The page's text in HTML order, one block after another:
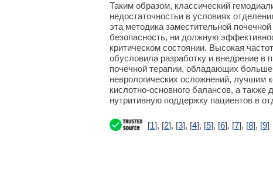
Таким образом, классический
недостаточностьи в условиях
эта методика заместительной
безопасность, ни должную
критическом состоянии. Высокая
обусловила разработку и внедрение в
почечной терапии, обладающих
неврологических осложнений, лучшим
кислотно-основного балансов, а
нутритивную поддержку пациентов в
[1], [2], [3], [4], [5], [6], [7], [8], [9]